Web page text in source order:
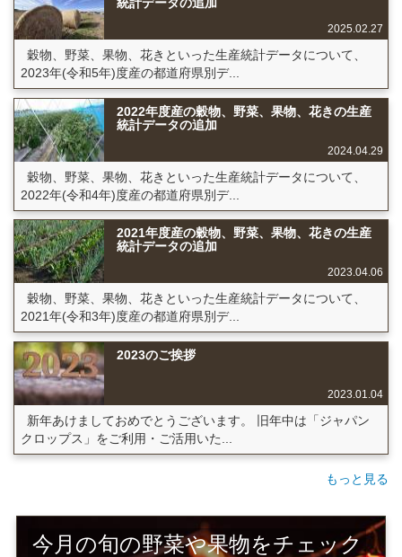
2025.02.27
穀物、野菜、果物、花きといった生産統計データについて、
2023年(令和5年)度産の都道府県別デ...
2022年度産の穀物、野菜、果物、花きの生産
統計データの追加
2024.04.29
穀物、野菜、果物、花きといった生産統計データについて、
2022年(令和4年)度産の都道府県別デ...
2021年度産の穀物、野菜、果物、花きの生産
統計データの追加
2023.04.06
穀物、野菜、果物、花きといった生産統計データについて、
2021年(令和3年)度産の都道府県別デ...
2023のご挨拶
2023.01.04
新年あけましておめでとうございます。 旧年中は「ジャパン
クロップス」をご利用・ご活用いた...
もっと見る
今月の旬の野菜や果物をチェック